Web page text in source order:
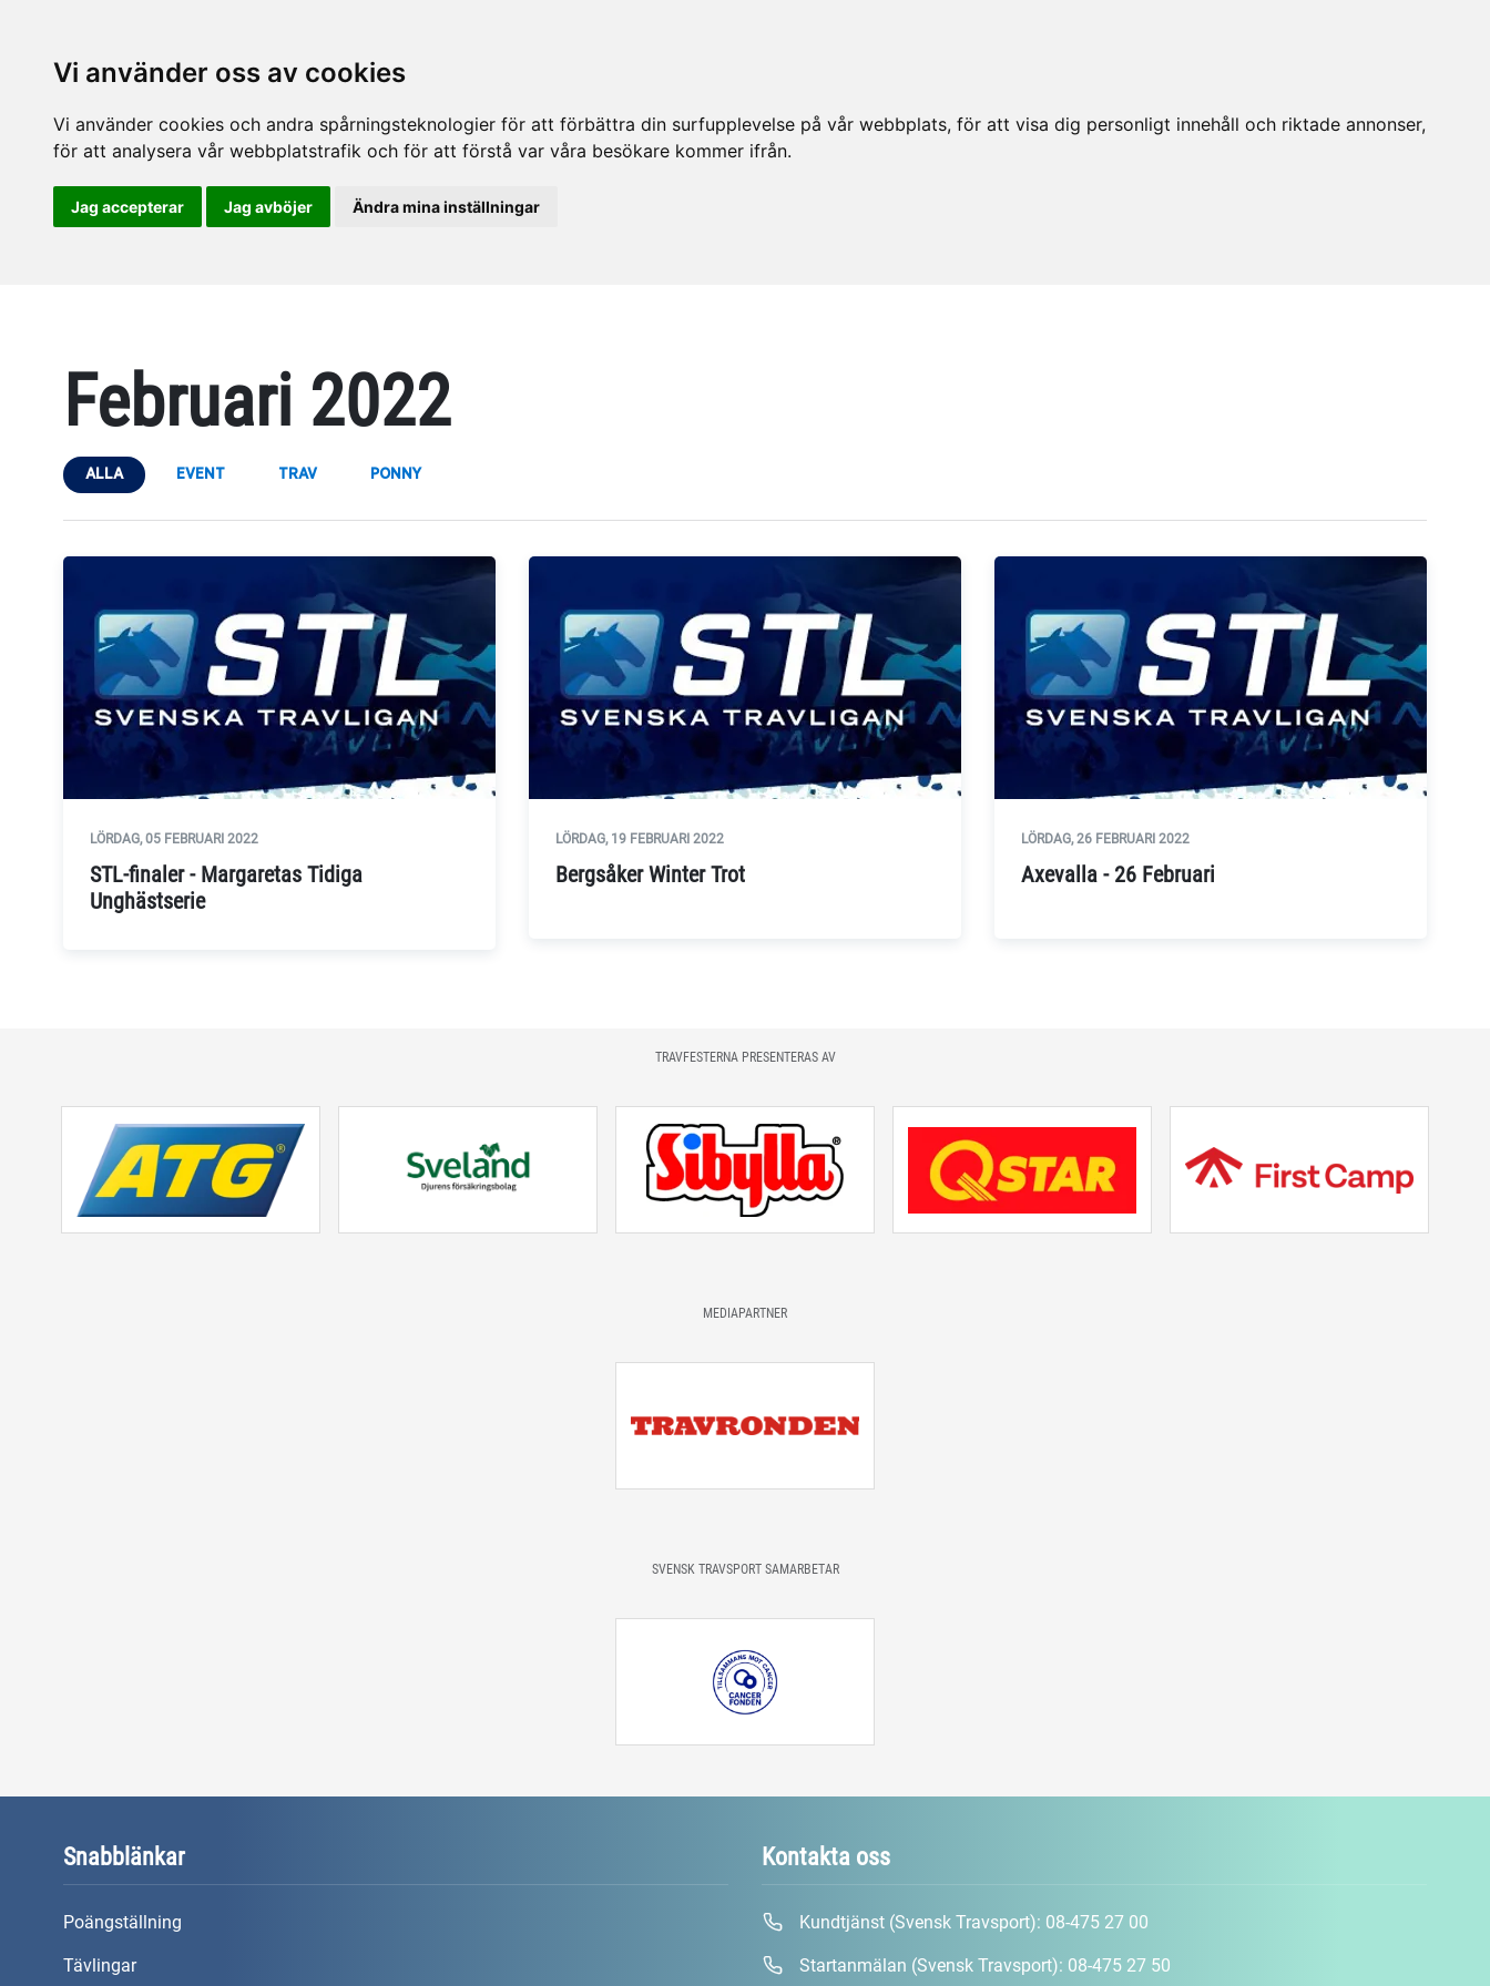
Vi använder oss av cookies
Vi använder cookies och andra spårningsteknologier för att förbättra din surfupplevelse på vår webbplats, för att visa dig personligt innehåll och riktade annonser,
för att analysera vår webbplatstrafik och för att förstå var våra besökare kommer ifrån.
Jag accepterar Jag avböjer Ändra mina inställningar
Februari 2022
ALLA EVENT TRAV PONNY
LÖRDAG, 05 FEBRUARI 2022
STL-finaler - Margaretas Tidiga
Unghästserie
LÖRDAG, 19 FEBRUARI 2022
Bergsåker Winter Trot
LÖRDAG, 26 FEBRUARI 2022
Axevalla - 26 Februari
TRAVFESTERNA PRESENTERAS AV
MEDIAPARTNER
SVENSK TRAVSPORT SAMARBETAR
Snabblänkar
Poängställning
Tävlingar
Kontakta oss
Kundtjänst (Svensk Travsport): 08-475 27 00
Startanmälan (Svensk Travsport): 08-475 27 50